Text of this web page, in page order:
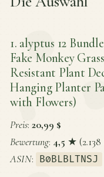
1. alyptus 12
Fake Monkey
Resistant Plant
Hanging Planter
with Flowers)
Preis: 20,99 $
Bewertung: 4,5 ★
ASIN: B0BLBLTNSJ